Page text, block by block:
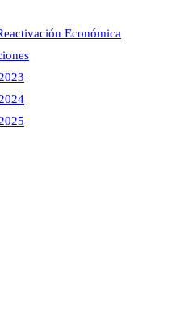
Económica